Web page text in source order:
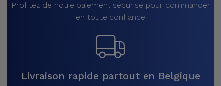
Profitez de notre paiement sécurisé pour commander
en toute confiance
Livraison rapide partout en Belgique